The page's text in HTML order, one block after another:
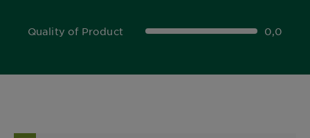
Quality of Product
0,0 out of 5 stars 0,0